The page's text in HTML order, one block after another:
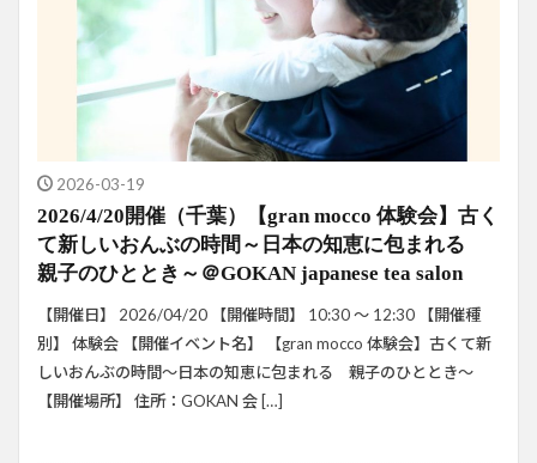
2026-03-19
2026/4/20開催（千葉）【gran mocco 体験会】古く
て新しいおんぶの時間～日本の知恵に包まれる
親子のひととき～＠GOKAN japanese tea salon
【開催日】 2026/04/20 【開催時間】 10:30 ～ 12:30 【開催種
別】 体験会 【開催イベント名】 【gran mocco 体験会】古くて新
しいおんぶの時間～日本の知恵に包まれる 親子のひととき～
【開催場所】 住所：GOKAN 会 […]